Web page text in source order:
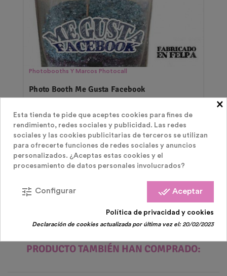
Photobooths Y Marcos Photocall
Photo Booth Me Gusta Facebook
Precio
1,50 €
LOS CLIENTES QUE COMPRARON ESTE
PRODUCTO TAMBIÉN HAN COMPRADO:
×
Esta tienda te pide que aceptes cookies para fines de
rendimiento, redes sociales y publicidad. Las redes
sociales y las cookies publicitarias de terceros se utilizan
para ofrecerte funciones de redes sociales y anuncios
personalizados. ¿Aceptas estas cookies y el
procesamiento de datos personales involucrados?
done_all Aceptar
tune Configurar
Política de privacidad y cookies
Declaración de cookies actualizada por última vez el:20/02/2023